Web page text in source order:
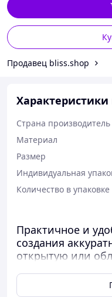
Продавец bliss.shop
Страна производитель
Материал
Размер
Индивидуальная
Количество в упаковке
Практичное и
создания
открытую или
фиксируются на